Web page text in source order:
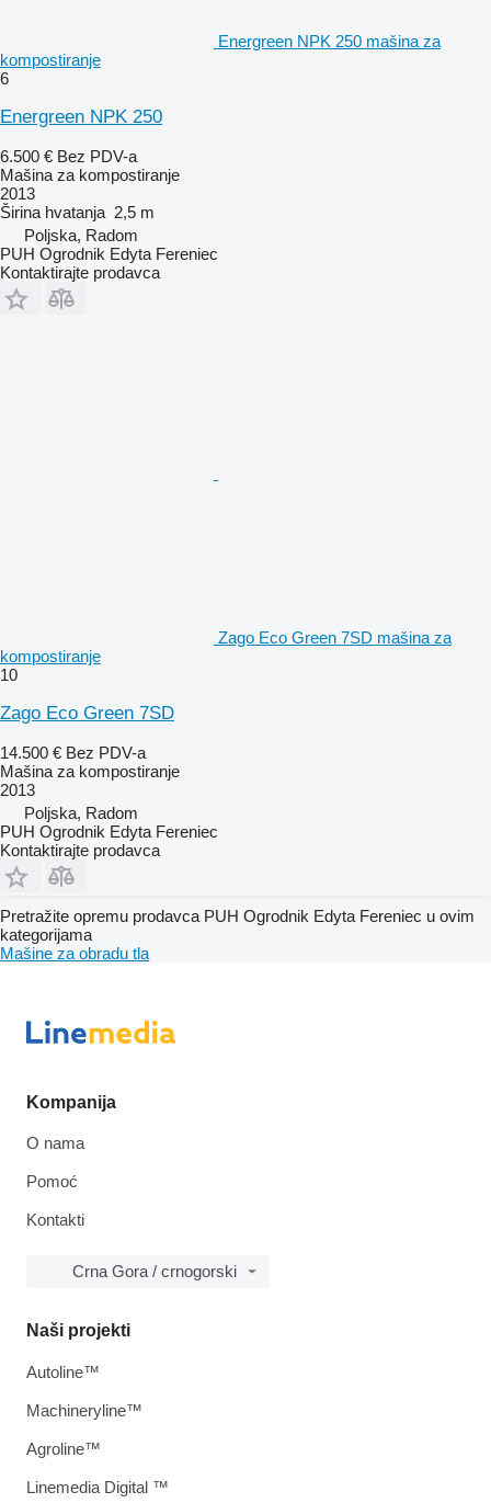
Energreen NPK 250 mašina za
kompostiranje
6
Energreen NPK 250
6.500 € Bez PDV-a
Mašina za kompostiranje
2013
Širina hvatanja 2,5 m
Poljska, Radom
PUH Ogrodnik Edyta Fereniec
Kontaktirajte prodavca
Zago Eco Green 7SD mašina za
kompostiranje
10
Zago Eco Green 7SD
14.500 € Bez PDV-a
Mašina za kompostiranje
2013
Poljska, Radom
PUH Ogrodnik Edyta Fereniec
Kontaktirajte prodavca
Pretražite opremu prodavca PUH Ogrodnik Edyta Fereniec u ovim
kategorijama
Mašine za obradu tla
Kompanija
O nama
Pomoć
Kontakti
Crna Gora / crnogorski
Naši projekti
Autoline™
Machineryline™
Agroline™
Linemedia Digital ™